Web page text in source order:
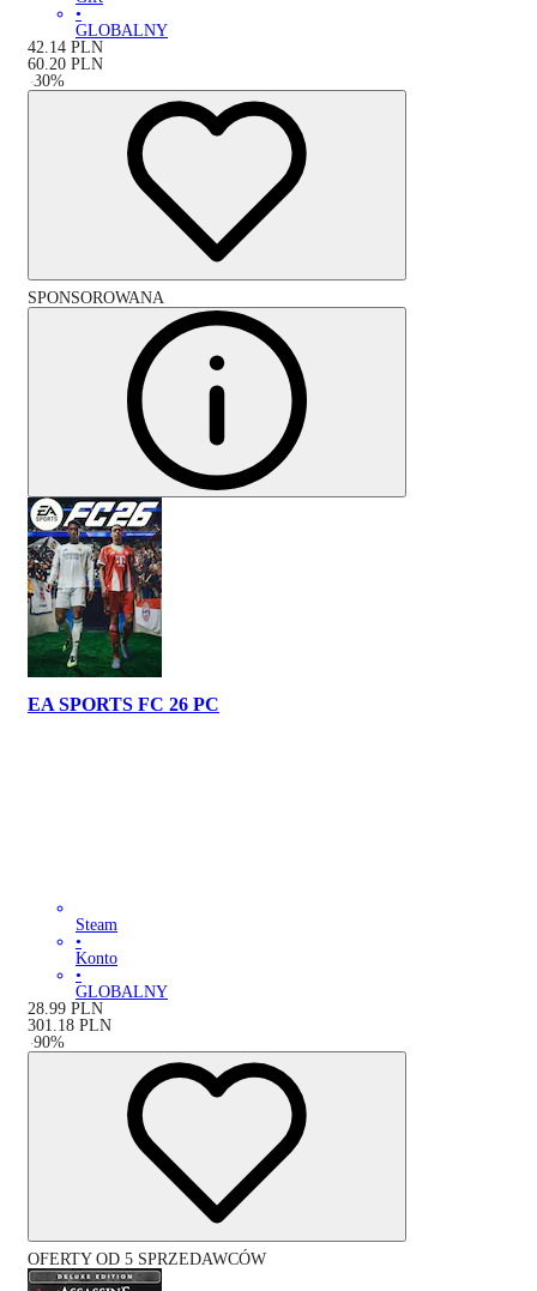
•
GLOBALNY
42.14 PLN
60.20 PLN
-30%
SPONSOROWANA
EA SPORTS FC 26 PC
Steam
•
Konto
•
GLOBALNY
28.99 PLN
301.18 PLN
-90%
OFERTY OD 5 SPRZEDAWCÓW